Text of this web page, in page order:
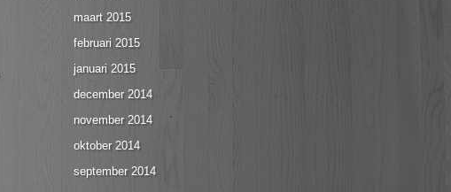
maart 2015
februari 2015
januari 2015
december 2014
november 2014
oktober 2014
september 2014